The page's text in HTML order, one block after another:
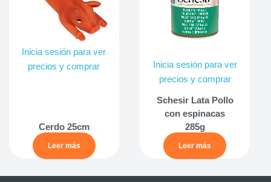
Inicia sesión para ver
precios y comprar
Cerdo 25cm
Leer más
Inicia sesión para ver
precios y comprar
Schesir Lata Pollo
con espinacas
285g
Leer más